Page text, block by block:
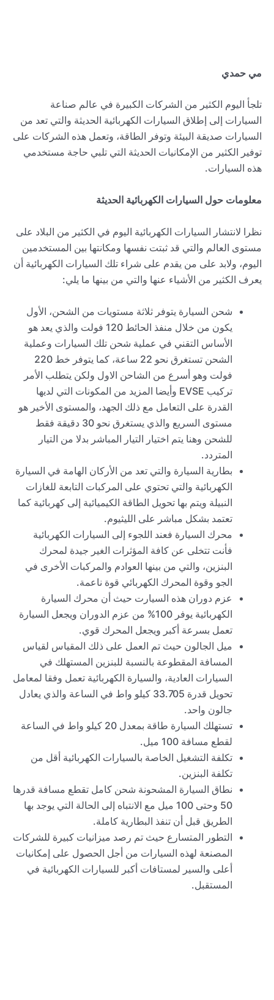
مي حمدي
تلجأ اليوم الكثير من الشركات الكبيرة في عالم صناعة
السيارات إلى إطلاق السيارات الكهربائية الحديثة والتي تعد من
السيارات صديقة البيئة وتوفر الطاقة، وتعمل هذه الشركات على
توفير الكثير من الإمكانيات الحديثة التي تلبي حاجة مستخدمي
هذه السيارات.
معلومات حول السيارات الكهربائية الحديثة
نظرا لانتشار السيارات الكهربائية اليوم في الكثير من البلاد على
مستوى العالم والتي قد ثبتت نفسها ومكانتها بين المستخدمين
اليوم، ولابد على من يقدم على شراء تلك السيارات الكهربائية أن
يعرف الكثير من الأشياء عنها والتي من بينها ما يلي:
شحن السيارة يتوفر ثلاثة مستويات من الشحن، الأول
يكون من خلال منفذ الحائط 120 فولت والذي يعد هو
الأساس التقني في عملية شحن تلك السيارات وعملية
الشحن تستغرق نحو 22 ساعة، كما يتوفر خط 220
فولت وهو أسرع من الشاحن الاول ولكن يتطلب الأمر
تركيب EVSE وأيضا المزيد من المكونات التي لديها
القدرة على التعامل مع ذلك الجهد، والمستوى الأخير هو
مستوى السريع والذي يستغرق نحو 30 دقيقة فقط
للشحن وهنا يتم اختيار التيار المباشر بدلا من التيار
المتردد.
بطارية السيارة والتي تعد من الأركان الهامة في السيارة
الكهربائية والتي تحتوي على المركبات التابعة للغازات
النبيلة ويتم بها تحويل الطاقة الكيميائية إلى كهربائية كما
تعتمد بشكل مباشر على الليثيوم.
محرك السيارة فعند اللجوء إلى السيارات الكهربائية
فأنت تتخلى عن كافة المؤثرات الغير جيدة لمحرك
البنزين، والتي من بينها العوادم والمركبات الأخرى في
الجو وقوة المحرك الكهربائي قوة ناعمة.
عزم دوران هذه السيارت حيث أن محرك السيارة
الكهربائية يوفر 100% من عزم الدوران ويجعل السيارة
تعمل بسرعة أكبر ويجعل المحرك قوي.
ميل الجالون حيث تم العمل على ذلك المقياس لقياس
المسافة المقطوعة بالنسبة للبنزين المستهلك في
السيارات العادية، والسيارة الكهربائية تعمل وفقا لمعامل
تحويل قدرة 33.705 كيلو واط في الساعة والذي يعادل
جالون واحد.
تستهلك السيارة طاقة بمعدل 20 كيلو واط في الساعة
لقطع مسافة 100 ميل.
تكلفة التشغيل الخاصة بالسيارات الكهربائية أقل من
تكلفة البنزين.
نطاق السيارة المشحونة شحن كامل تقطع مسافة قدرها
50 وحتى 100 ميل مع الانتباه إلى الحالة التي يوجد بها
الطريق قبل أن تنفذ البطارية كاملة.
التطور المتسارع حيث تم رصد ميزانيات كبيرة للشركات
المصنعة لهذه السيارات من أجل الحصول على إمكانيات
أعلى والسير لمستافات أكبر للسيارات الكهربائية في
المستقبل.